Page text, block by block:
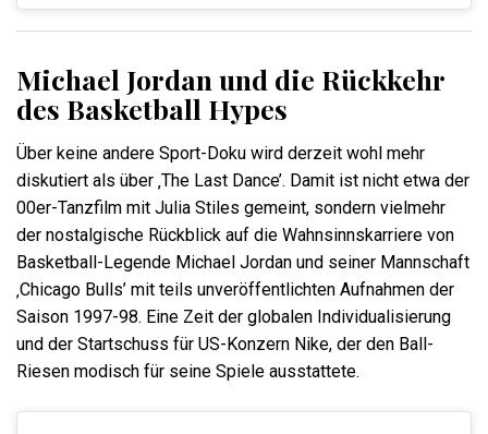
Michael Jordan und die Rückkehr
des Basketball Hypes
Über keine andere Sport-Doku wird derzeit wohl mehr
diskutiert als über ‚The Last Dance’. Damit ist nicht etwa der
00er-Tanzfilm mit Julia Stiles gemeint, sondern vielmehr
der nostalgische Rückblick auf die Wahnsinnskarriere von
Basketball-Legende Michael Jordan und seiner Mannschaft
‚Chicago Bulls’ mit teils unveröffentlichten Aufnahmen der
Saison 1997-98. Eine Zeit der globalen Individualisierung
und der Startschuss für US-Konzern Nike, der den Ball-
Riesen modisch für seine Spiele ausstattete.